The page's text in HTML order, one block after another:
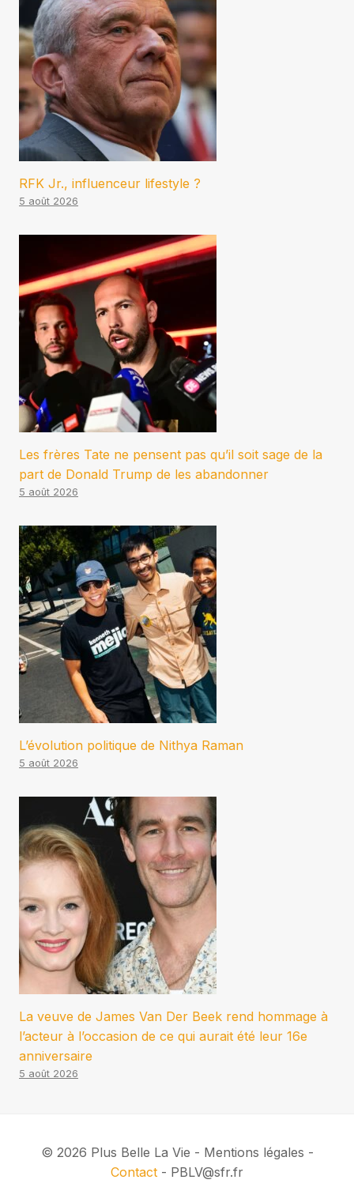
RFK Jr., influenceur lifestyle ?
5 août 2026
Les frères Tate ne pensent pas qu’il soit sage de la
part de Donald Trump de les abandonner
5 août 2026
L’évolution politique de Nithya Raman
5 août 2026
La veuve de James Van Der Beek rend hommage à
l’acteur à l’occasion de ce qui aurait été leur 16e
anniversaire
5 août 2026
© 2026 Plus Belle La Vie - Mentions légales -
Contact - PBLV@sfr.fr